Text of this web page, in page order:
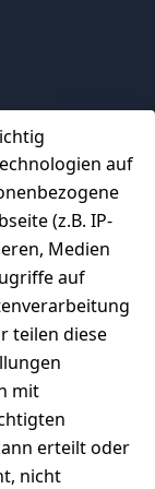
auf
(z.B. IP-
Medien
auf
teilen diese
mit
erteilt oder
nicht